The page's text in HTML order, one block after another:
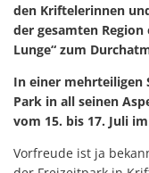
den Kriftelerinnen
der gesamten Region
Lunge“ zum
In einer mehrteiligen
Park in all seinen
vom 15. bis 17. Juli
Vorfreude ist ja